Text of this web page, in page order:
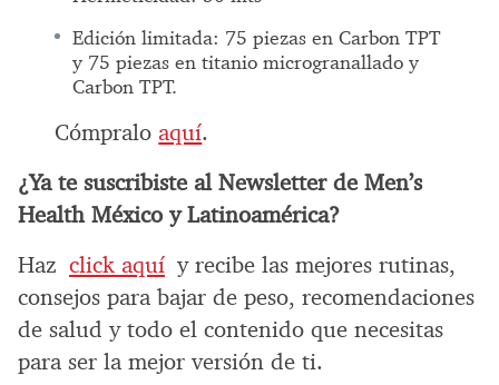
Edición limitada: 75 piezas en Carbon TPT
y 75 piezas en titanio microgranallado y
Carbon TPT.
Cómpraloaquí.
¿Ya te suscribiste al Newsletter de Men’s
Health México y Latinoamérica?
Haz click aquí y recibe las mejores rutinas,
consejos para bajar de peso, recomendaciones
de salud y todo el contenido que necesitas
para ser la mejor versión de ti.